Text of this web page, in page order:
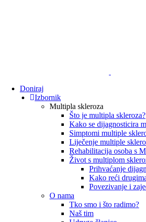
Doniraj
Izbornik
Multipla skleroza
Što je multipla skleroza?
Kako se dijagnosticira
Simptomi multiple
Liječenje multiple
Rehabilitacija osoba s
Život s multiplom
Prihvaćanje
Kako reći
Povezivanje i
O nama
Tko smo i što radimo?
Naš tim